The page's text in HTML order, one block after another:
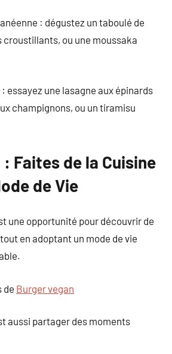
: dégustez un taboulé de
croustillants, ou une moussaka
essayez une lasagne aux épinards
champignons, ou un tiramisu
Faites de la Cuisine
de Vie
une opportunité pour découvrir de
en adoptant un mode de vie
de Burger vegan
aussi partager des moments